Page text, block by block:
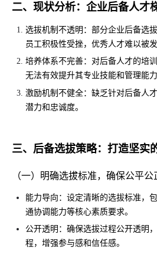
二、现状分析：企业后备人才
选拔机制不透明：部分企业后备选
员工积极性受挫，优秀人才难以被发
培养体系不完善：对后备人才的培
无法有效提升其专业技能和管理能力
激励机制不健全：缺乏针对后备人
潜力和忠诚度。
三、后备选拔策略：打造坚实
（一）明确选拔标准，确保公平公
能力导向：设定清晰的选拔标准，
通协调能力等核心素质要求。
公开透明：确保选拔过程公开透明
程，增强参与感和信任感。